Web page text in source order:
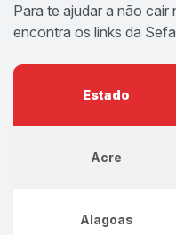
Para te ajudar a não cair
encontra os links da
Estado
Acre
Alagoas